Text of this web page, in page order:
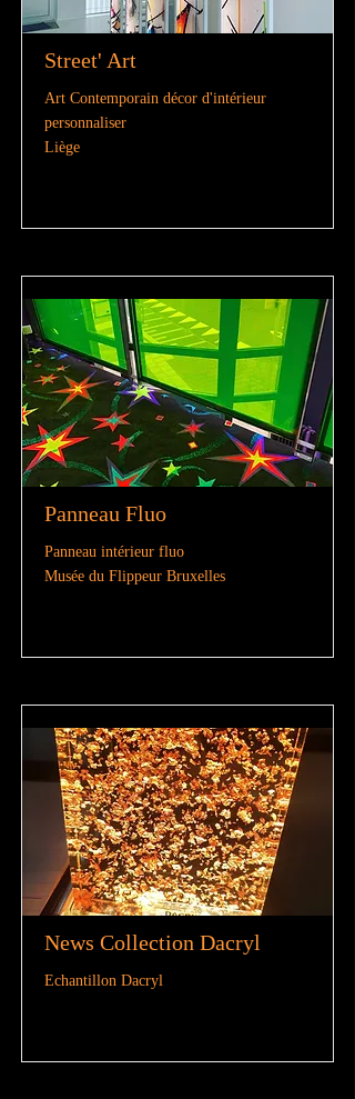
Street' Art
Art Contemporain décor d'intérieur
personnaliser
Liège
Panneau Fluo
Panneau intérieur fluo
Musée du Flippeur Bruxelles
News Collection Dacryl
Echantillon Dacryl